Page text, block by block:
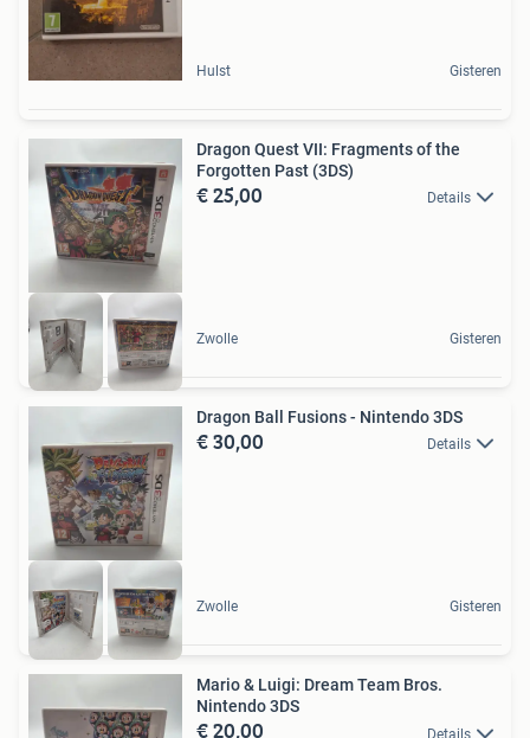
Hulst Gisteren
Dragon Quest VII: Fragments of the
Forgotten Past (3DS)
€ 25,00 Details
Zwolle Gisteren
Dragon Ball Fusions - Nintendo 3DS
€ 30,00 Details
Zwolle Gisteren
Mario & Luigi: Dream Team Bros.
Nintendo 3DS
€ 20,00 Details